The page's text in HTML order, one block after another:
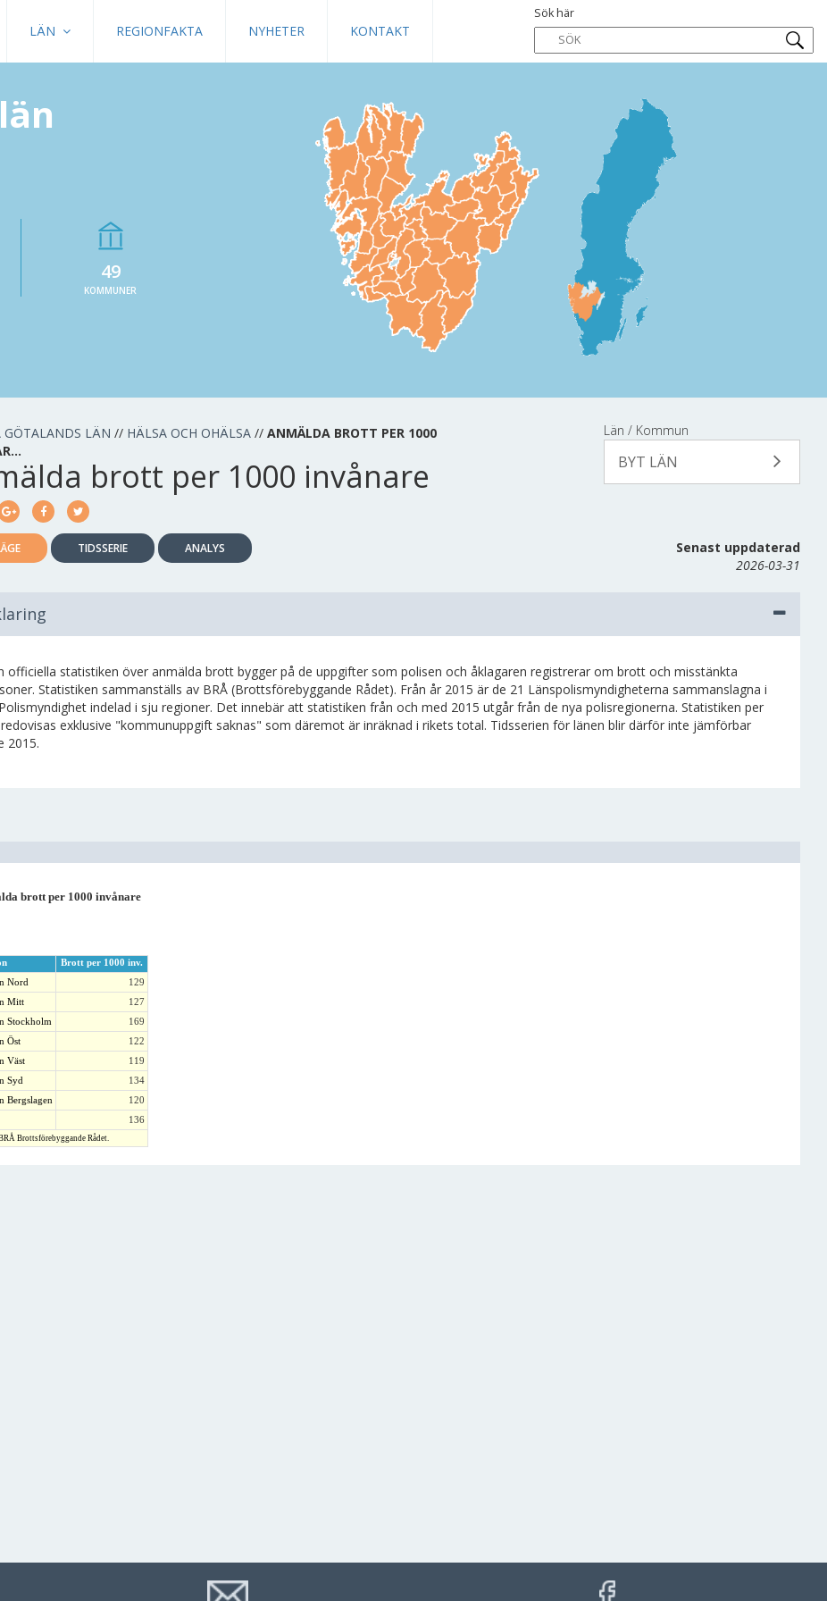
LÄN REGIONFAKTA NYHETER KONTAKT
Sök här
49
KOMMUNER
GÖTALANDS LÄN // HÄLSA OCH OHÄLSA // ANMÄLDA BROTT PER 1000
Län / Kommun
BYT LÄN
brott per 1000 invånare
TIDSSERIE ANALYS
Senast uppdaterad
2026-03-31
officiella statistiken över anmälda brott bygger på de uppgifter som polisen och åklagaren registrerar om brott och misstänkta
Statistiken sammanställs av BRÅ (Brottsförebyggande Rådet). Från år 2015 är de 21 Länspolismyndigheterna sammanslagna i
indelad i sju regioner. Det innebär att statistiken från och med 2015 utgår från de nya polisregionerna. Statistiken per
exklusive "kommunuppgift saknas" som däremot är inräknad i rikets total. Tidsserien för länen blir därför inte jämförbar
2015.
brott per 1000 invånare
Brott per 1000 inv.
Nord
129
Mitt
127
Stockholm
169
Öst
122
Väst
119
Syd
134
Bergslagen
120
136
Brottsförebyggande Rådet.